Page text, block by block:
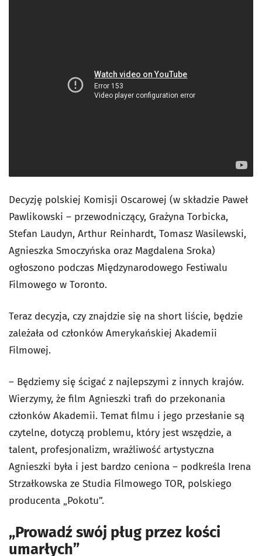
Decyzję polskiej Komisji Oscarowej (w składzie Paweł
Pawlikowski – przewodniczący, Grażyna Torbicka,
Stefan Laudyn, Arthur Reinhardt, Tomasz Wasilewski,
Agnieszka Smoczyńska oraz Magdalena Sroka)
ogłoszono podczas Międzynarodowego Festiwalu
Filmowego w Toronto.
Teraz decyzja, czy znajdzie się na short liście, będzie
zależała od członków Amerykańskiej Akademii
Filmowej.
– Będziemy się ścigać z najlepszymi z innych krajów.
Wierzymy, że film Agnieszki trafi do przekonania
członków Akademii. Temat filmu i jego przesłanie są
czytelne, dotyczą problemu, który jest wszędzie, a
talent, profesjonalizm, wrażliwość artystyczna
Agnieszki była i jest bardzo ceniona – podkreśla Irena
Strzałkowska ze Studia Filmowego TOR, polskiego
producenta „Pokotu”.
„Prowadź swój pług przez kości
umarłych”